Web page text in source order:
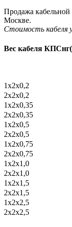
Продажа кабельной
Москве.
Стоимость кабеля
Вес кабеля
1х2х0,2
2х2х0,2
1х2х0,35
2х2х0,35
1х2х0,5
2х2х0,5
1х2х0,75
2х2х0,75
1х2х1,0
2х2х1,0
1х2х1,5
2х2х1,5
1х2х2,5
2х2х2,5